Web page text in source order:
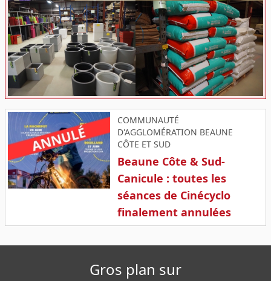
COMMUNAUTÉ
D'AGGLOMÉRATION BEAUNE
CÔTE ET SUD
Beaune Côte & Sud-
Canicule : toutes les
séances de Cinécyclo
finalement annulées
Gros plan sur